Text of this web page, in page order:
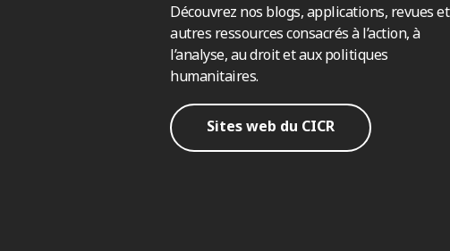
Découvrez nos blogs, applications, revues et
autres ressources consacrés à l’action, à
l’analyse, au droit et aux politiques
humanitaires.
Sites web du CICR